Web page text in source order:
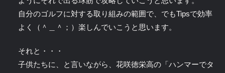
自分のゴルフに対する取り組みの範囲で、でもTipsで効率
よく（＾＿＾；）楽しんでいこうと思います。
それと・・・
子供たちに、と言いながら、花咲徳栄高の「ハンマーでタ